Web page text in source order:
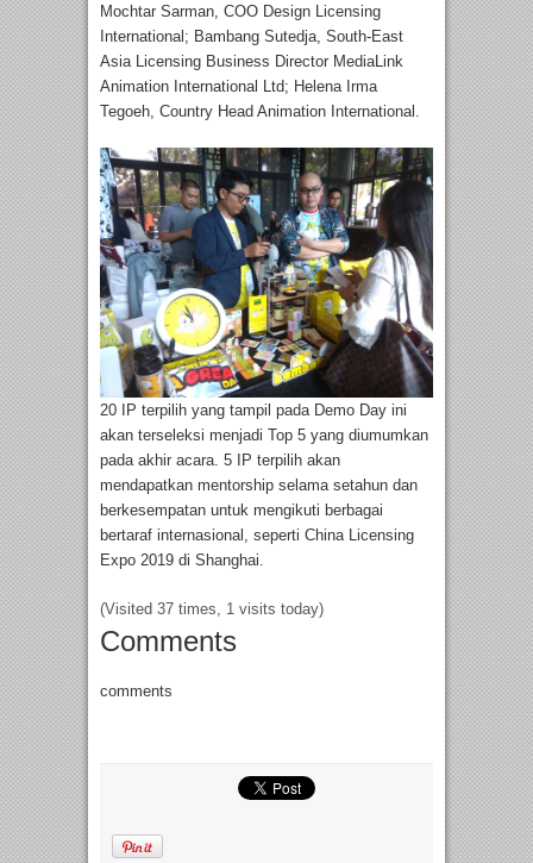
Mochtar Sarman, COO Design Licensing
International; Bambang Sutedja, South-East
Asia Licensing Business Director MediaLink
Animation International Ltd; Helena Irma
Tegoeh, Country Head Animation International.
20 IP terpilih yang tampil pada Demo Day ini
akan terseleksi menjadi Top 5 yang diumumkan
pada akhir acara. 5 IP terpilih akan
mendapatkan mentorship selama setahun dan
berkesempatan untuk mengikuti berbagai
bertaraf internasional, seperti China Licensing
Expo 2019 di Shanghai.
(Visited 37 times, 1 visits today)
Comments
comments